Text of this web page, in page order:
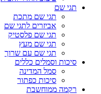
תגי שם
תגי שם מתכת
אביזרים לתגי שם
תגי שם פלסטיק
תגי שם מעץ
תגי שם עם שרוך
סיכות וסמלים כללים
סמל המדינה
סיכות כפתור
רקמה ממוחשבת